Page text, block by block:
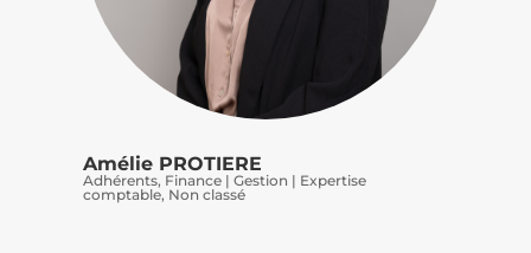
Amélie PROTIERE
Adhérents, Finance | Gestion | Expertise
comptable, Non classé